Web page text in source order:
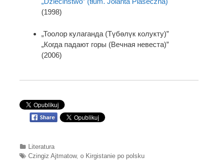
(1998)
„Тоолор кулаганда (Түбөлүк колукту)”
„Когда падают горы (Вечная невеста)”
(2006)
Categories
Literatura
Tags
Czingiz Ajtmatow, o Kirgistanie po polsku